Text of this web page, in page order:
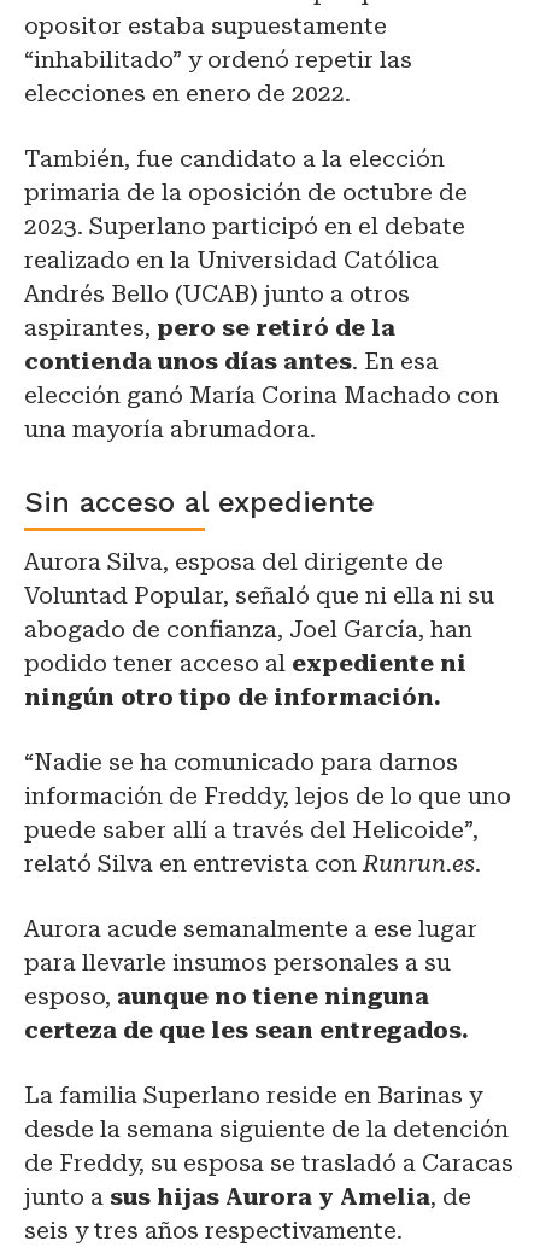
opositor estaba supuestamente
“inhabilitado” y ordenó repetir las
elecciones en enero de 2022.
También, fue candidato a la elección
primaria de la oposición de octubre de
2023. Superlano participó en el debate
realizado en la Universidad Católica
Andrés Bello (UCAB) junto a otros
aspirantes, pero se retiró de la
contienda unos días antes. En esa
elección ganó María Corina Machado con
una mayoría abrumadora.
Sin acceso al expediente
Aurora Silva, esposa del dirigente de
Voluntad Popular, señaló que ni ella ni su
abogado de confianza, Joel García, han
podido tener acceso al expediente ni
ningún otro tipo de información.
“Nadie se ha comunicado para darnos
información de Freddy, lejos de lo que uno
puede saber allí a través del Helicoide”,
relató Silva en entrevista conRunrun.es.
Aurora acude semanalmente a ese lugar
para llevarle insumos personales a su
esposo, aunque no tiene ninguna
certeza de que les sean entregados.
La familia Superlano reside en Barinas y
desde la semana siguiente de la detención
de Freddy, su esposa se trasladó a Caracas
junto a sus hijas Aurora y Amelia, de
seis y tres años respectivamente.